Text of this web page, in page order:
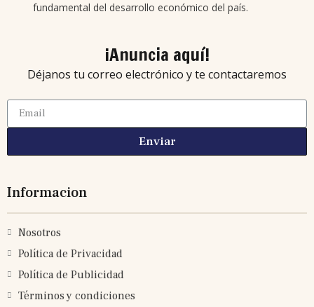
fundamental del desarrollo económico del país.
¡Anuncia aquí!
Déjanos tu correo electrónico y te contactaremos
Enviar
Informacion
Nosotros
Política de Privacidad
Política de Publicidad
Términos y condiciones